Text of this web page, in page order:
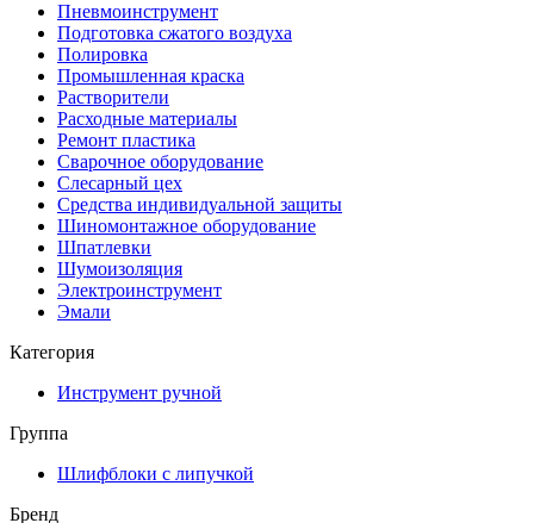
Пневмоинструмент
Подготовка сжатого воздуха
Полировка
Промышленная краска
Растворители
Расходные материалы
Ремонт пластика
Сварочное оборудование
Слесарный цех
Средства индивидуальной защиты
Шиномонтажное оборудование
Шпатлевки
Шумоизоляция
Электроинструмент
Эмали
Категория
Инструмент ручной
Группа
Шлифблоки с липучкой
Бренд